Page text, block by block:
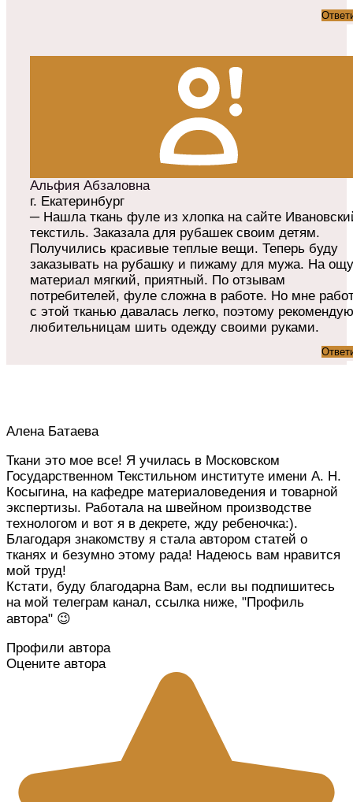
Альфия Абзаловна
г. Екатеринбург
─ Нашла ткань фуле из хлопка на сайте
текстиль. Заказала для рубашек своим детям.
Получились красивые теплые вещи. Теперь буду
заказывать на рубашку и пижаму для мужа. На
материал мягкий, приятный. По отзывам
потребителей, фуле сложна в работе. Но мне
с этой тканью давалась легко, поэтому рекомендую
любительницам шить одежду своими руками.
Алена Батаева
Ткани это мое все! Я училась в Московском
Государственном Текстильном институте имени А. Н.
Косыгина, на кафедре материаловедения и товарной
экспертизы. Работала на швейном производстве
технологом и вот я в декрете, жду ребеночка:).
Благодаря знакомству я стала автором статей о
тканях и безумно этому рада! Надеюсь вам нравится
мой труд!
Кстати, буду благодарна Вам, если вы подпишитесь
на мой телеграм канал, ссылка ниже, "Профиль
автора" 😉
Профили автора
Оцените автора